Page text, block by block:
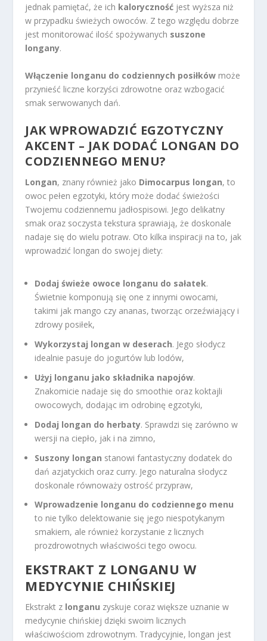
jednak pamiętać, że ich kaloryczność jest wyższa niż
w przypadku świeżych owoców. Z tego względu dobrze
jest monitorować ilość spożywanych suszone
longany.
Włączenie longanu do codziennych posiłków może
przynieść liczne korzyści zdrowotne oraz wzbogacić
smak serwowanych dań.
JAK WPROWADZIĆ EGZOTYCZNY
AKCENT – JAK DODAĆ LONGAN DO
CODZIENNEGO MENU?
Longan, znany również jako Dimocarpus longan, to
owoc pełen egzotyki, który może dodać świeżości
Twojemu codziennemu jadłospisowi. Jego delikatny
smak oraz soczysta tekstura sprawiają, że doskonale
nadaje się do wielu potraw. Oto kilka inspiracji na to, jak
wprowadzić longan do swojej diety:
Dodaj świeże owoce longanu do sałatek.
Świetnie komponują się one z innymi owocami,
takimi jak mango czy ananas, tworząc orzeźwiający i
zdrowy posiłek,
Wykorzystaj longan w deserach. Jego słodycz
idealnie pasuje do jogurtów lub lodów,
Użyj longanu jako składnika napojów.
Znakomicie nadaje się do smoothie oraz koktajli
owocowych, dodając im odrobinę egzotyki,
Dodaj longan do herbaty. Sprawdzi się zarówno w
wersji na ciepło, jak i na zimno,
Suszony longan stanowi fantastyczny dodatek do
dań azjatyckich oraz curry. Jego naturalna słodycz
doskonale równoważy ostrość przypraw,
Wprowadzenie longanu do codziennego menu
to nie tylko delektowanie się jego niespotykanym
smakiem, ale również korzystanie z licznych
prozdrowotnych właściwości tego owocu.
EKSTRAKT Z LONGANU W
MEDYCYNIE CHIŃSKIEJ
Ekstrakt z longanu zyskuje coraz większe uznanie w
medycynie chińskiej dzięki swoim licznych
właściwościom zdrowotnym. Tradycyjnie, longan jest